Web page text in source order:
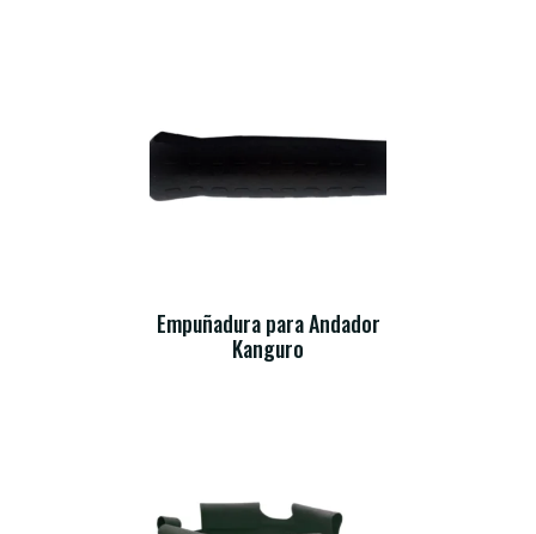
Empuñadura para Andador
Kanguro